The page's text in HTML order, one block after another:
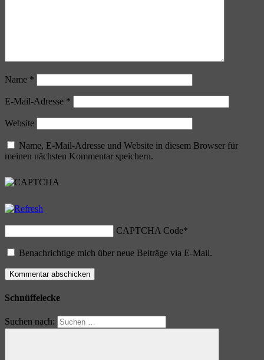
Name *
E-Mail-Adresse *
Website
Name, E-Mail-Adresse und Website in diesem Browser für
meinen nächsten Kommentar speichern.
CAPTCHA Code*
Benachrichtige mich über neue Beiträge via E-Mail.
Schnüffelecke
Suchen nach: